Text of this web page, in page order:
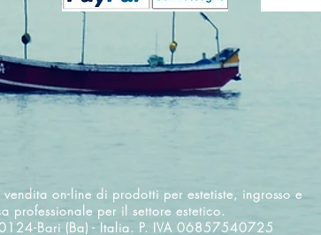
on-line di prodotti per estetiste, ingrosso e
professionale per il settore estetico.
Bari (Ba) - Italia. P. IVA 06857540725